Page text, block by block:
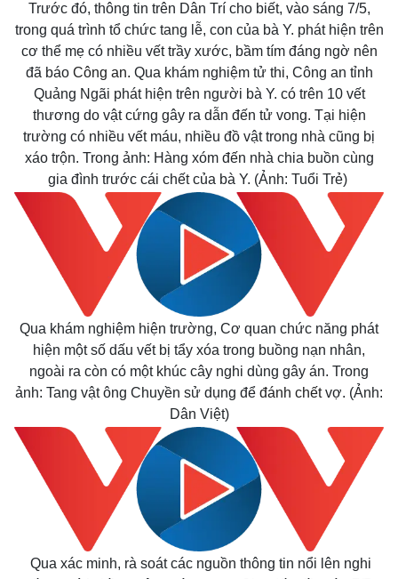
Thế giới
Quan sát
Cuộc sống đó đây
Hồ sơ
Multimedia
Ảnh
E-Magazine
Infographic
Trước đó, thông tin trên Dân Trí cho biết, vào sáng 7/5,
trong quá trình tổ chức tang lễ, con của bà Y. phát hiện trên
cơ thể mẹ có nhiều vết trầy xước, bầm tím đáng ngờ nên
đã báo Công an. Qua khám nghiệm tử thi, Công an tỉnh
Quảng Ngãi phát hiện trên người bà Y. có trên 10 vết
thương do vật cứng gây ra dẫn đến tử vong. Tại hiện
trường có nhiều vết máu, nhiều đồ vật trong nhà cũng bị
xáo trộn. Trong ảnh: Hàng xóm đến nhà chia buồn cùng
gia đình trước cái chết của bà Y. (Ảnh: Tuổi Trẻ)
Qua khám nghiệm hiện trường, Cơ quan chức năng phát
hiện một số dấu vết bị tẩy xóa trong buồng nạn nhân,
ngoài ra còn có một khúc cây nghi dùng gây án. Trong
ảnh: Tang vật ông Chuyền sử dụng để đánh chếtvợ. (Ảnh:
Dân Việt)
Qua xác minh, rà soát các nguồn thông tin nổi lên nghi